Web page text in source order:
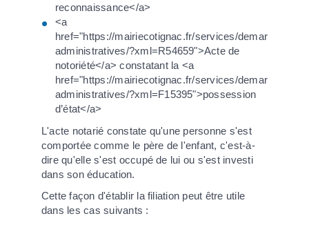
reconnaissance</a>
<a
href="https://mairiecotignac.fr/services/demarches-
administratives/?xml=R54659">Acte de
notoriété</a> constatant la <a
href="https://mairiecotignac.fr/services/demarches-
administratives/?xml=F15395">possession
d’état</a>
L'acte notarié constate qu'une personne s'est
comportée comme le père de l'enfant, c'est-à-
dire qu'elle s'est occupé de lui ou s'est investi
dans son éducation.
Cette façon d'établir la filiation peut être utile
dans les cas suivants :